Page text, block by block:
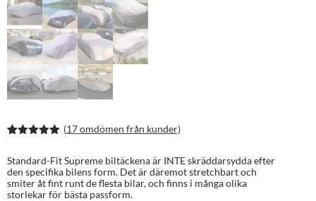
baserat på
kundrecens
ioner
(17omdömen från kunder)
Standard-Fit Supreme biltäckena är INTE skräddarsydda efter
den specifika bilens form. Det är däremot stretchbart och
smiter åt fint runt de flesta bilar, och finns i många olika
storlekar för bästa passform.